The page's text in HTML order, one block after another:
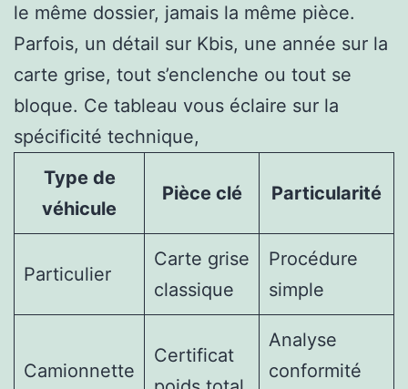
le même dossier, jamais la même pièce.
Parfois, un détail sur Kbis, une année sur la
carte grise, tout s’enclenche ou tout se
bloque. Ce tableau vous éclaire sur la
spécificité technique,
Type de
véhicule
Pièce clé Particularité
Particulier
Carte grise
classique
Procédure
simple
Camionnette
Certificat
Analyse
conformité